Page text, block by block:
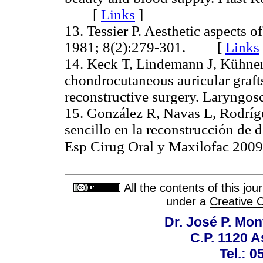
[ Links ]
13. Tessier P. Aesthetic aspects
1981; 8(2):279-301. [ Links
14. Keck T, Lindemann J,
chondrocutaneous auricular
reconstructive surgery.
15. González R, Navas L,
sencillo en la reconstrucción de
Esp Cirug Oral y Maxilofac
All the contents of this
under a Creative
Dr. José P.
C.P. 1120
Tel.: